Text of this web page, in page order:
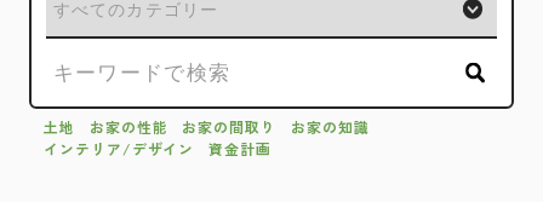
土地 お家の性能 お家の間取り
お家の知識
インテリア/デザイン
資金計画